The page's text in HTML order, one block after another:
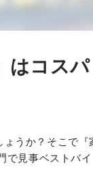
はコスパ
うか？そこで『
で見事ベストバイ